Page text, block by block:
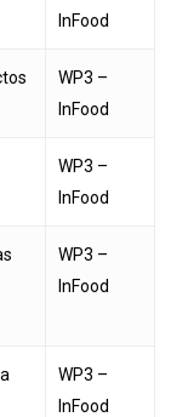
InFood
WP3 –
InFood
WP3 –
InFood
WP3 –
InFood
WP3 –
InFood